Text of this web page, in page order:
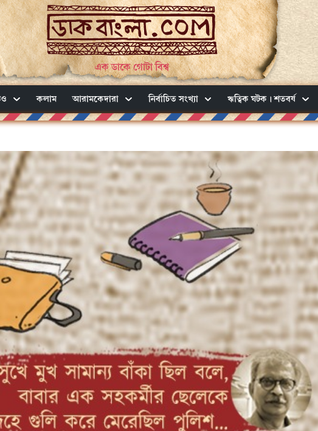
এক ডাকে গোটা বিশ্ব
কলাম আরামকেদারা নির্বাচিত সংখ্যা ঋত্বিক ঘটক। শতবর্ষ